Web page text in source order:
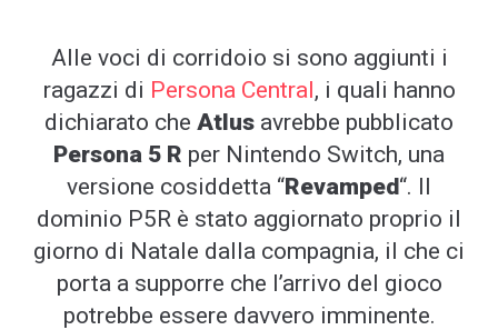
Alle voci di corridoio si sono aggiunti i
ragazzi di Persona Central, i quali hanno
dichiarato che Atlus avrebbe pubblicato
Persona 5 R per Nintendo Switch, una
versione cosiddetta “Revamped“. Il
dominio P5R è stato aggiornato proprio il
giorno di Natale dalla compagnia, il che ci
porta a supporre che l’arrivo del gioco
potrebbe essere davvero imminente.